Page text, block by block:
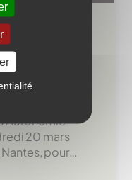
Enfants
Autonomie
20 mars
pour…